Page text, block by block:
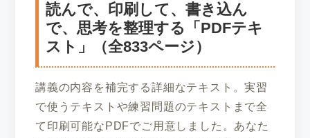
読んで、印刷して、書き込ん
で、思考を整理する「PDFテキ
スト」（全833ページ）
講義の内容を補完する詳細なテキスト。実習
で使うテキストや練習問題のテキストまで全
て印刷可能なPDFでご用意しました。あなた